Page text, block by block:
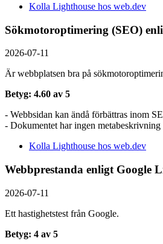
Kolla Lighthouse hos web.dev
Sökmotoroptimering (SEO)
2026-07-11
Är webbplatsen bra på
Betyg: 4.60 av 5
- Webbsidan kan ändå förbättras inom
- Dokumentet har ingen
Kolla Lighthouse hos web.dev
Webbprestanda enligt Google
2026-07-11
Ett hastighetstest från Google.
Betyg: 4 av 5